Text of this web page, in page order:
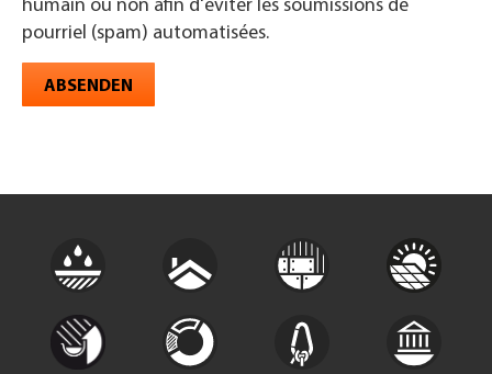
humain ou non afin d'éviter les soumissions de
pourriel (spam) automatisées.
ABSENDEN